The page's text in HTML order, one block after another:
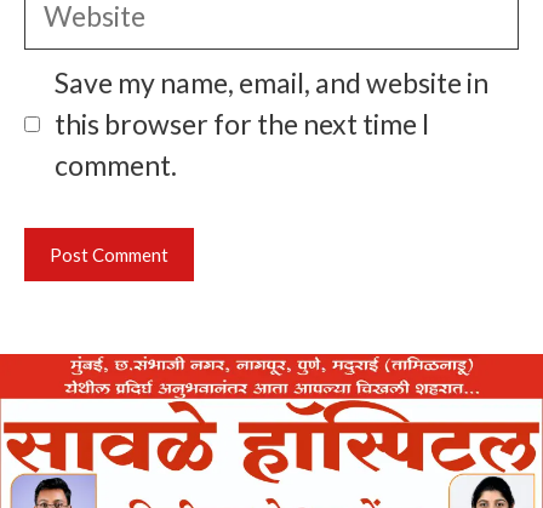
Save my name, email, and website in
this browser for the next time I
comment.